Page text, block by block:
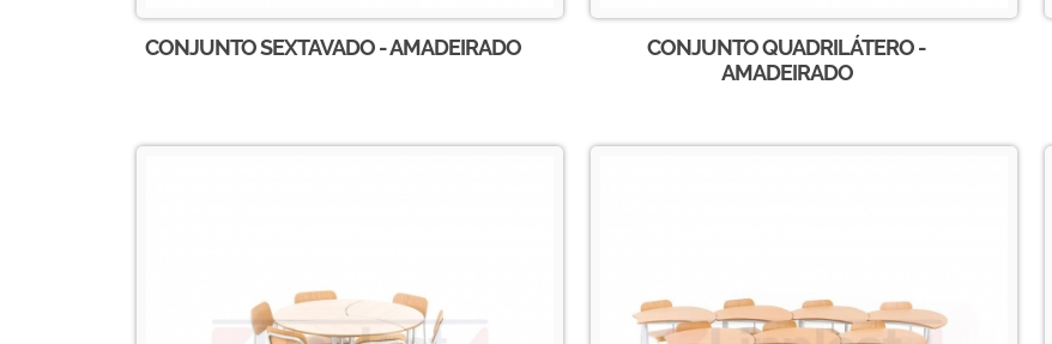
CONJUNTO SEXTAVADO - AMADEIRADO
CONJUNTO QUADRILÁTERO -
AMADEIRADO